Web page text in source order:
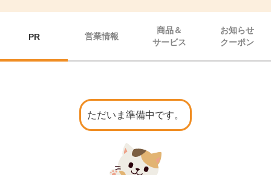
PR 営業情報
商品＆
サービス
お知らせ
クーポン
ただいま準備中です。